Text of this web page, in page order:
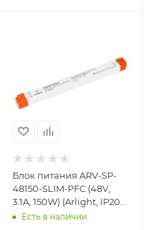
Блок питания ARV-SP-
48150-SLIM-PFC (48V,
3.1A, 150W) (Arlight, IP20
Пластик, 5 лет)
Есть в наличии